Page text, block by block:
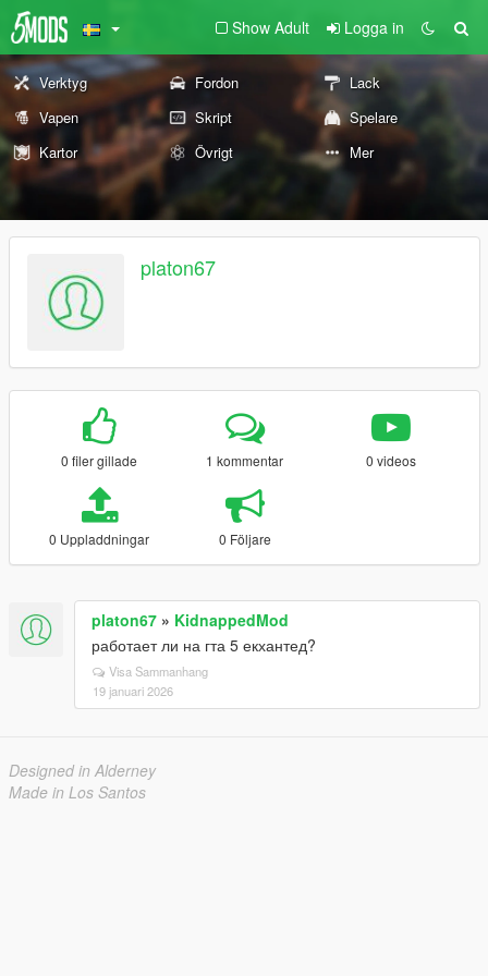
Show Adult Logga in
Verktyg Fordon
Lack
Vapen
Skript
Spelare
Kartor
Övrigt Mer
platon67
0 filer gillade 1 kommentar 0 videos
0 Uppladdningar 0 Följare
platon67 » KidnappedMod
работает ли на гта 5 екхантед?
Visa Sammanhang
19 januari 2026
Designed in Alderney
Made in Los Santos